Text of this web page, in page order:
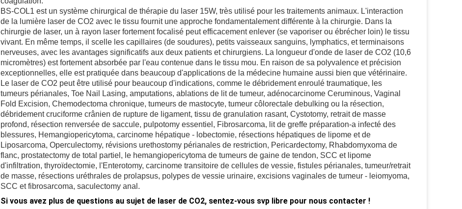
BS-COL1 est un système chirurgical de thérapie du laser 15W, très utilisé pour les traitements animaux. L'interaction
de la lumière laser de CO2 avec le tissu fournit une approche fondamentalement différente à la chirurgie. Dans la
chirurgie de laser, un à rayon laser fortement focalisé peut efficacement enlever (se vaporiser ou ébrécher loin) le tissu
vivant. En même temps, il scelle les capillaires (de soudures), petits vaisseaux sanguins, lymphatics, et terminaisons
nerveuses, avec les avantages significatifs aux deux patients et chirurgiens. La longueur d'onde de laser de CO2 (10,6
micromètres) est fortement absorbée par l'eau contenue dans le tissu mou. En raison de sa polyvalence et précision
exceptionnelles, elle est pratiquée dans beaucoup d'applications de la médecine humaine aussi bien que vétérinaire.
Le laser de CO2 peut être utilisé pour beaucoup d'indications, comme le débridement enroulé traumatique, les
tumeurs périanales, Toe Nail Lasing, amputations, ablations de lit de tumeur, adénocarcinome Ceruminous, Vaginal
Fold Excision, Chemodectoma chronique, tumeurs de mastocyte, tumeur côlorectale debulking ou la résection,
débridement cruciforme crânien de rupture de ligament, tissu de granulation rasant, Cystotomy, retrait de masse
profond, résection renversée de saccule, pulpotomy essentiel, Fibrosarcoma, lit de greffe préparation-a infecté des
blessures, Hemangiopericytoma, carcinome hépatique - lobectomie, résections hépatiques de lipome et de
Liposarcoma, Operculectomy, révisions urethostomy périanales de restriction, Pericardectomy, Rhabdomyxoma de
flanc, prostatectomy de total partiel, le hemangiopericytoma de tumeurs de gaine de tendon, SCC et lipome
d'infiltration, thyroïdectomie, l'Enterotomy, carcinome transitoire de cellules de vessie, fistules périanales, tumeur/retrait
de masse, résections uréthrales de prolapsus, polypes de vessie urinaire, excisions vaginales de tumeur - leiomyoma,
SCC et fibrosarcoma, saculectomy anal.
Si vous avez plus de questions au sujet de laser de CO2, sentez-vous svp libre pour nous contacter !